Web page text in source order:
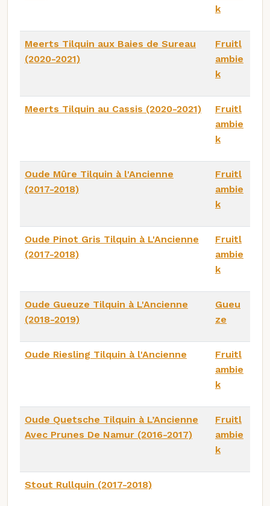
k
Meerts Tilquin aux Baies de Sureau
(2020-2021)
Fruitl
ambie
k
Meerts Tilquin au Cassis (2020-2021)
Fruitl
ambie
k
Oude Mûre Tilquin à l'Ancienne
(2017-2018)
Fruitl
ambie
k
Oude Pinot Gris Tilquin à L'Ancienne
(2017-2018)
Fruitl
ambie
k
Oude Gueuze Tilquin à L'Ancienne
(2018-2019)
Gueu
ze
Oude Riesling Tilquin à l'Ancienne
Fruitl
ambie
k
Oude Quetsche Tilquin à L’Ancienne
Avec Prunes De Namur (2016-2017)
Fruitl
ambie
k
Stout Rullquin (2017-2018)